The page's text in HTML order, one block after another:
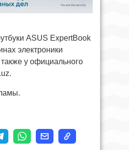
ASUS ExpertBook
электроники
также у официального